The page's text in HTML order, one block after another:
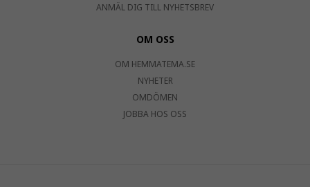
ANMÄL DIG TILL NYHETSBREV
OM OSS
OM HEMMATEMA.SE
NYHETER
OMDÖMEN
JOBBA HOS OSS